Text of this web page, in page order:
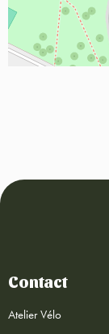
Contact
Atelier Vélo